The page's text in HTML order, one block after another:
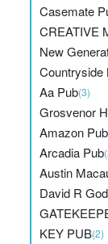
Casemate
CREATIVE
New
Countryside
Aa Pub(3)
Grosvenor
Amazon Pub
Arcadia Pub
Austin
David R
KEY PUB(2)